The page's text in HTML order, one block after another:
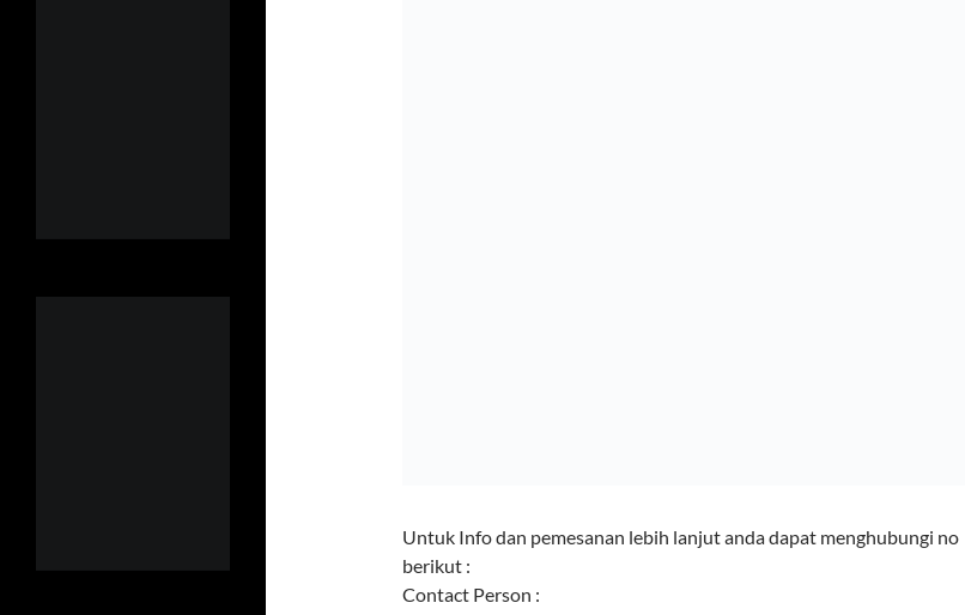
Untuk Info dan pemesanan lebih lanjut anda dapat menghubungi no
berikut :
Contact Person :